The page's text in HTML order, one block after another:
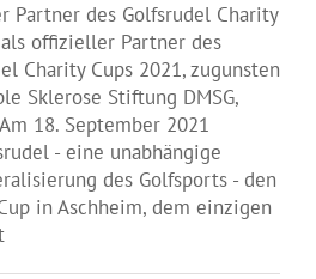
Partner des Golfsrudel Charity
offizieller Partner des
Charity Cups 2021, zugunsten
Sklerose Stiftung DMSG,
18. September 2021
- eine unabhängige
des Golfsports - den
in Aschheim, dem einzigen